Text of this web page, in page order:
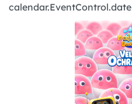
calendar.EventControl.date